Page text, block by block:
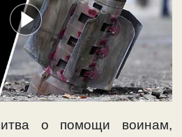
о помощи воинам,